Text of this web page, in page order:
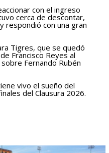
con el ingreso
cerca de descontar,
respondió con una gran
Tigres, que se quedó
Francisco Reyes al
Fernando Rubén
vivo el sueño del
del Clausura 2026.